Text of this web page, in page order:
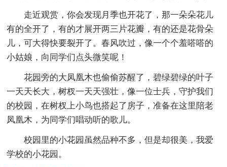
走近观赏，你会发现月季也开花了，那一朵朵花儿
有的全开了，有的才展开两三片花瓣，有的还是花骨朵
儿，可大得快要裂开了。春风吹过，像一个个羞嗒嗒的
小姑娘，向同学们点头微笑呢！
花园旁的大凤凰木也偷偷苏醒了，碧绿碧绿的叶子
一天天长大，树杈一天天强壮，像一位士兵，守护我们
的校园，在树杈上小鸟也搭起了房子，准备在这里陪老
凤凰木，为同学们唱动听的歌儿。
校园里的小花园虽然品种不多，但是却很美，我爱
学校的小花园。